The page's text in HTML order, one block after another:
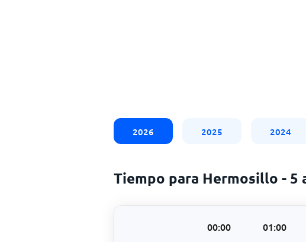
2026 2025 2024
Tiempo para Hermosillo - 5
00:00 01:00